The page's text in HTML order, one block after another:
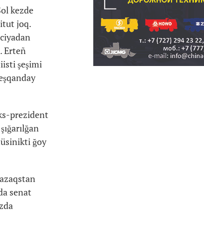
kezde
joq.
Erteñ
şeşimi
prezident
ğoy
senat